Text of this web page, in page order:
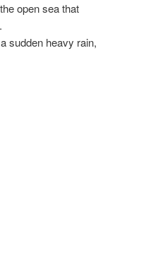
open sea that
sudden heavy rain,